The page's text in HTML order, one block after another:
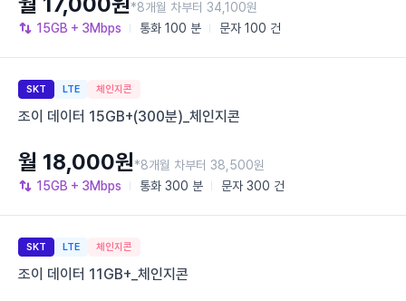
15GB + 3Mbps 통화 100 분 문자 100 건
*8개월 차부터 34,100원
SKT LTE 체인지콘
조이 데이터 15GB+(300분)_체인지콘
15GB + 3Mbps 통화 300 분 문자 300 건
월 18,000원*8개월 차부터 38,500원
SKT LTE 체인지콘
조이 데이터 11GB+_체인지콘